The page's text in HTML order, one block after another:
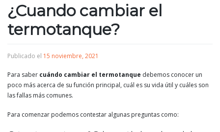
¿Cuando cambiar el
termotanque?
Publicado el 15 noviembre, 2021
Para saber cuándo cambiar el termotanque debemos conocer un
poco más acerca de su función principal, cuál es su vida útil y cuáles son
las fallas más comunes.
Para comenzar podemos contestar algunas preguntas como: